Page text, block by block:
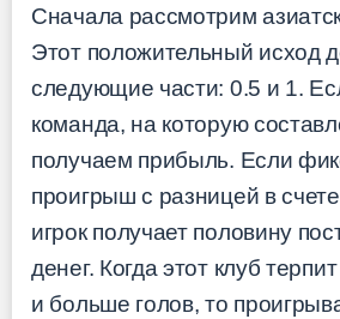
Сначала рассмотрим
Этот положительный исход
следующие части: 0.5 и 1.
команда, на которую
получаем прибыль. Если
проигрыш с разницей в
игрок получает половину
денег. Когда этот клуб
и больше голов, то